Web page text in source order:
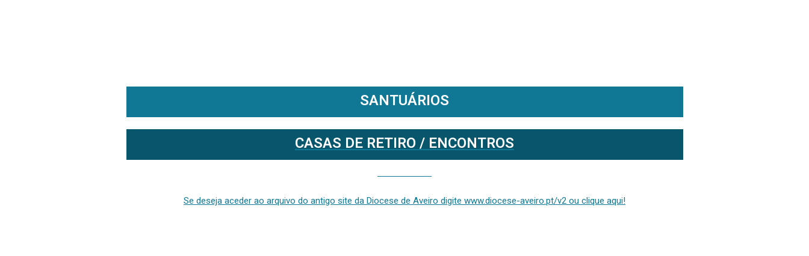
SANTUÁRIOS
CASAS DE RETIRO / ENCONTROS
Se deseja aceder ao arquivo do antigo site da Diocese de Aveiro digite www.diocese-aveiro.pt/v2 ou clique aqui!